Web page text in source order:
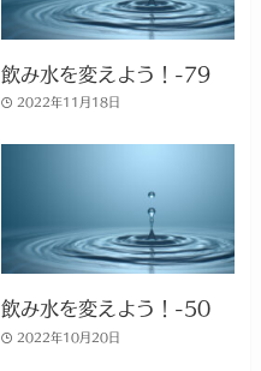
飲み水を変えよう！-79
2022年11月18日
飲み水を変えよう！-50
2022年10月20日